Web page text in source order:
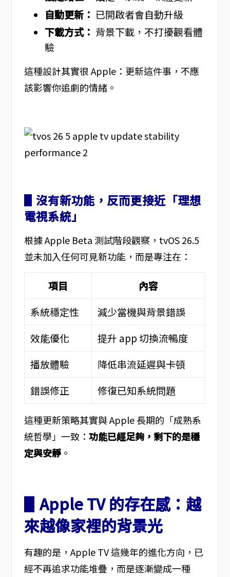
自動更新： 已開啟者會自動升級
下載方式： 背景下載，不打擾觀看體
驗
這種設計其實很 Apple：更新這件事，不應
該影響你追劇的情緒。
▋沒有新功能，反而更接近「理想
電視系統」
根據 Apple Beta 測試階段觀察，tvOS 26.5
並未加入任何可見新功能，而是專注在：
項目
內容
系統穩定性
減少當機與背景錯誤
效能優化
提升 app 切換流暢度
播放體驗
降低串流延遲與卡頓
錯誤修正
修復已知系統問題
這種更新策略其實與 Apple 長期的「成熟系
統哲學」一致： 功能已經足夠，剩下的是穩
定與安靜。
▋Apple TV 的存在感：越
來越像家裡的背景光
有趣的是，Apple TV 這幾年的進化方向，已
經不再追求功能堆疊，而是逐漸變成一種